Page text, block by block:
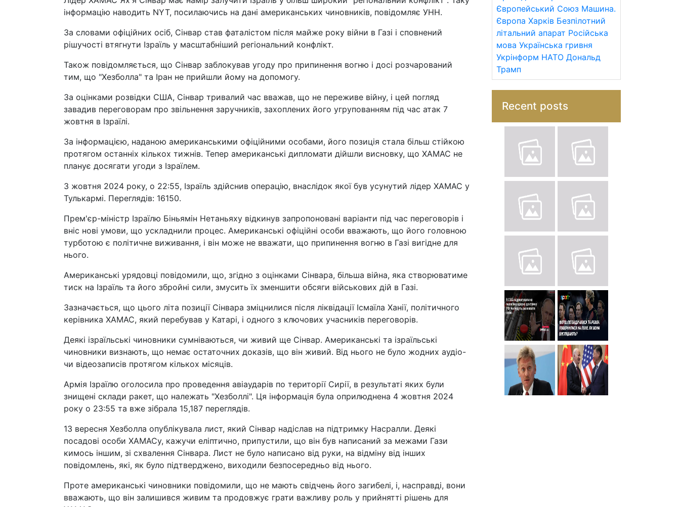
інформацію наводить NYT, посилаючись на дані американських чиновників, повідомляє УНН.
За словами офіційних осіб, Сінвар став фаталістом після майже року війни в Газі і сповнений
рішучості втягнути Ізраїль у масштабніший регіональний конфлікт.
Також повідомляється, що Сінвар заблокував угоду про припинення вогню і досі розчарований
тим, що "Хезболла" та Іран не прийшли йому на допомогу.
За оцінками розвідки США, Сінвар тривалий час вважав, що не переживе війну, і цей погляд
завадив переговорам про звільнення заручників, захоплених його угрупованням під час атак 7
жовтня в Ізраїлі.
За інформацією, наданою американськими офіційними особами, його позиція стала більш стійкою
протягом останніх кількох тижнів. Тепер американські дипломати дійшли висновку, що ХАМАС не
планує досягати угоди з Ізраїлем.
3 жовтня 2024 року, о 22:55, Ізраїль здійснив операцію, внаслідок якої був усунутий лідер ХАМАС у
Тулькармі. Переглядів: 16150.
Прем'єр-міністр Ізраїлю Біньямін Нетаньяху відкинув запропоновані варіанти під час переговорів і
вніс нові умови, що ускладнили процес. Американські офіційні особи вважають, що його головною
турботою є політичне виживання, і він може не вважати, що припинення вогню в Газі вигідне для
нього.
Американські урядовці повідомили, що, згідно з оцінками Сінвара, більша війна, яка створюватиме
тиск на Ізраїль та його збройні сили, змусить їх зменшити обсяги військових дій в Газі.
Зазначається, що цього літа позиції Сінвара зміцнилися після ліквідації Ісмаїла Ханії, політичного
керівника ХАМАС, який перебував у Катарі, і одного з ключових учасників переговорів.
Деякі ізраїльські чиновники сумніваються, чи живий ще Сінвар. Американські та ізраїльські
чиновники визнають, що немає остаточних доказів, що він живий. Від нього не було жодних аудіо-
чи відеозаписів протягом кількох місяців.
Армія Ізраїлю оголосила про проведення авіаударів по території Сирії, в результаті яких були
знищені склади ракет, що належать "Хезболлі". Ця інформація була оприлюднена 4 жовтня 2024
року о 23:55 та вже зібрала 15,187 переглядів.
13 вересня Хезболла опублікувала лист, який Сінвар надіслав на підтримку Насралли. Деякі
посадові особи ХАМАСу, кажучи еліптично, припустили, що він був написаний за межами Гази
кимось іншим, зі схвалення Сінвара. Лист не було написано від руки, на відміну від інших
повідомлень, які, як було підтверджено, виходили безпосередньо від нього.
Проте американські чиновники повідомили, що не мають свідчень його загибелі, і, насправді, вони
вважають, що він залишився живим та продовжує грати важливу роль у прийнятті рішень для
Європейський Союз Машина.
Європа Харків Безпілотний
літальний апарат Російська
мова Українська гривня
Укрінформ НАТО Дональд
Трамп
Recent posts